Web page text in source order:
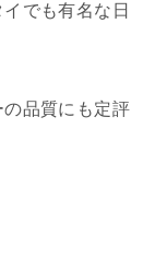
でも有名な日
品質にも定評